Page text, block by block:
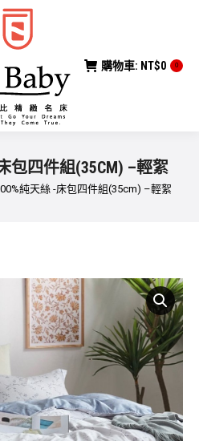
購物車: NT$0 0
包四件組(35CM) –輕絮
純天絲 -床包四件組(35cm) –輕絮